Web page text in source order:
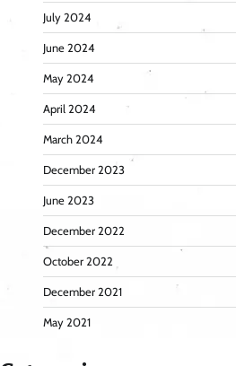
July 2024
June 2024
May 2024
April 2024
March 2024
December 2023
June 2023
December 2022
October 2022
December 2021
May 2021